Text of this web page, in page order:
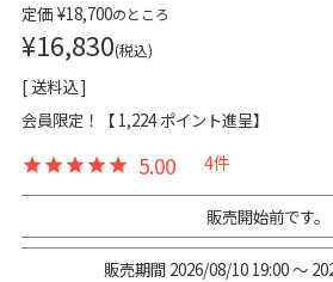
定価 ¥18,700のところ
¥16,830 税込
送料込
会員限定！【 1,224 ポイント進呈】
5.00 4
販売開始前です。
販売期間 2026/08/10 19:00〜